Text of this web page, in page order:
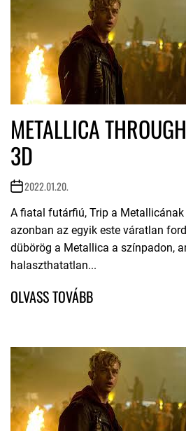
METALLICA
3D
2022.01.20.
A fiatal futárfiú, Trip a Metallicának
azonban az egyik este váratlan
dübörög a Metallica a színpadon,
halaszthatatlan...